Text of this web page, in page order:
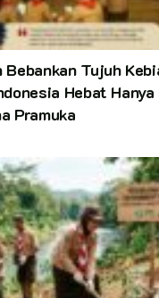
Bebankan Tujuh
Hebat Hanya
Pramuka